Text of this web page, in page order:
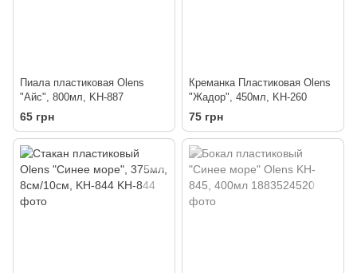
Пиала пластиковая Olens
"Айс", 800мл, KH-887
65 грн
Креманка Пластиковая Olens
"Жадор", 450мл, KH-260
75 грн